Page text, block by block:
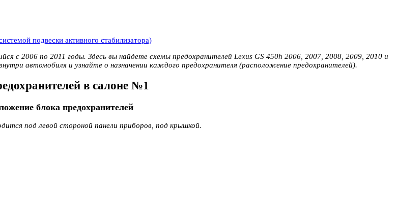
подвески активного стабилизатора)
с 2006 по 2011 годы. Здесь вы найдете схемы предохранителей Lexus GS 450h 2006, 2007, 2008, 2009, 2010 и
автомобиля и узнайте о назначении каждого предохранителя (расположение предохранителей).
в салоне №1
блока предохранителей
под левой стороной панели приборов, под крышкой.